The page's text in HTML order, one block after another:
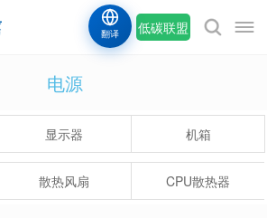
低碳联盟
翻译
电源
显示器 机箱
散热风扇 CPU散热器